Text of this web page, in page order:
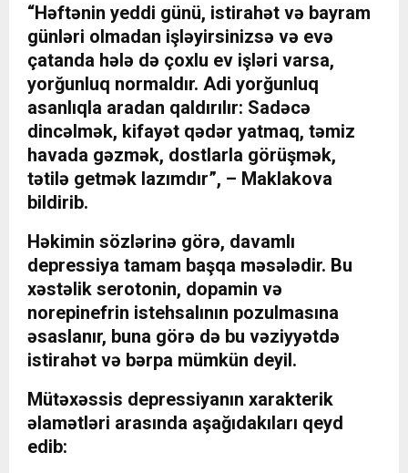
“Həftənin yeddi günü, istirahət və bayram
günləri olmadan işləyirsinizsə və evə
çatanda hələ də çoxlu ev işləri varsa,
yorğunluq normaldır. Adi yorğunluq
asanlıqla aradan qaldırılır: Sadəcə
dincəlmək, kifayət qədər yatmaq, təmiz
havada gəzmək, dostlarla görüşmək,
tətilə getmək lazımdır”, – Maklakova
bildirib.
Həkimin sözlərinə görə, davamlı
depressiya tamam başqa məsələdir. Bu
xəstəlik serotonin, dopamin və
norepinefrin istehsalının pozulmasına
əsaslanır, buna görə də bu vəziyyətdə
istirahət və bərpa mümkün deyil.
Mütəxəssis depressiyanın xarakterik
əlamətləri arasında aşağıdakıları qeyd
edib: